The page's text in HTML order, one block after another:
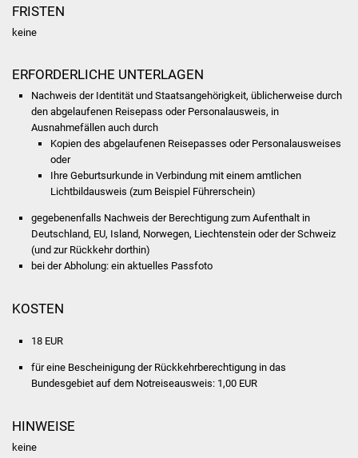
Ärzte und Apotheken
Pflege von Angehörigen
Index
ÖPNV
Veranstaltungen
FRISTEN
keine
ERFORDERLICHE UNTERLAGEN
Nachweis der Identität und Staatsangehörigkeit, üblicherweise durch
den abgelaufenen Reisepass oder Personalausweis, in
Ausnahmefällen auch durch
Kopien des abgelaufenen Reisepasses oder Personalausweises
oder
Ihre Geburtsurkunde in Verbindung mit einem amtlichen
Lichtbildausweis (zum Beispiel Führerschein)
gegebenenfalls Nachweis der Berechtigung zum Aufenthalt in
Deutschland, EU, Island, Norwegen, Liechtenstein oder der Schweiz
(und zur Rückkehr dorthin)
bei der Abholung: ein aktuelles Passfoto
KOSTEN
18 EUR
für eine Bescheinigung der Rückkehrberechtigung in das
Bundesgebiet auf dem Notreiseausweis: 1,00 EUR
HINWEISE
keine